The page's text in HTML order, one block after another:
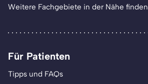
Weitere Fachgebiete in der Nähe finden
Für Patienten
Tipps und FAQs